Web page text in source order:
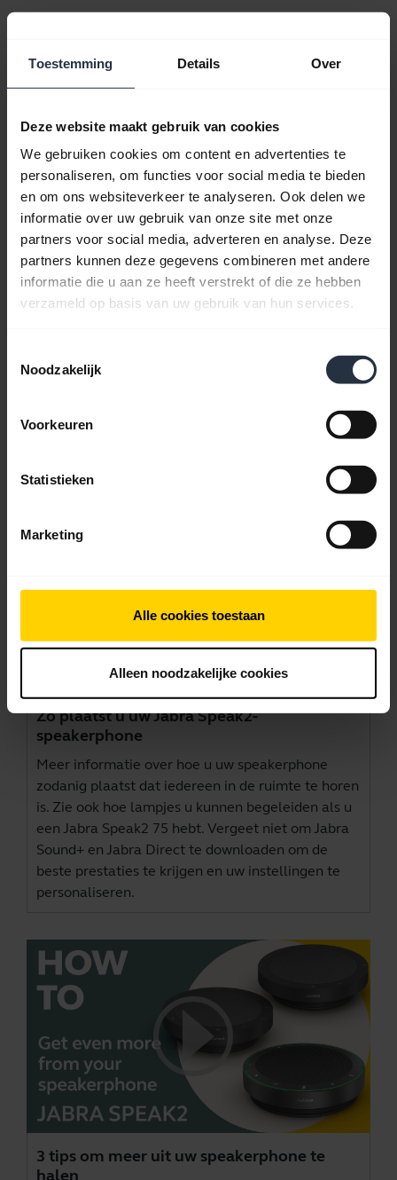
Toestemming Details Over
Deze website maakt gebruik van cookies
We gebruiken cookies om content en advertenties te
personaliseren, om functies voor social media te bieden
en om ons websiteverkeer te analyseren. Ook delen we
informatie over uw gebruik van onze site met onze
partners voor social media, adverteren en analyse. Deze
partners kunnen deze gegevens combineren met andere
informatie die u aan ze heeft verstrekt of die ze hebben
verzameld op basis van uw gebruik van hun services.
Noodzakelijk
Voorkeuren
Statistieken
Marketing
Alle cookies toestaan
Alleen noodzakelijke cookies
Zo maakt u verbinding met uw Jabra
Speak2-speakerphone
een Bluetooth-adapter. Zie ook hoe u uw Speak2
te
downloaden om de beste prestaties te krijgen en
Zo plaatst u uw Jabra Speak2-
speakerphone
Meer informatie over hoe u uw speakerphone
zodanig plaatst dat iedereen in de ruimte te horen
is. Zie ook hoe lampjes u kunnen begeleiden als u
een Jabra Speak2 75 hebt. Vergeet niet om Jabra
Sound+ en Jabra Direct te downloaden om de
beste prestaties te krijgen en uw instellingen te
personaliseren.
3 tips om meer uit uw speakerphone te
halen